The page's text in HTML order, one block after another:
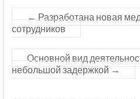
← Разработана новая
сотрудников
Основной вид
небольшой задержкой →